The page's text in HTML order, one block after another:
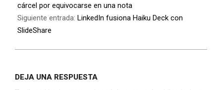
cárcel por equivocarse en una nota
Siguiente entrada: LinkedIn fusiona Haiku Deck con
SlideShare
DEJA UNA RESPUESTA